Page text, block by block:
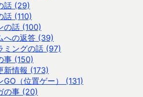
話 (29)
話 (110)
の話 (100)
への返答 (39)
ミングの話 (97)
事 (150)
新情報 (173)
GO（位置ゲー） (131)
の事 (20)